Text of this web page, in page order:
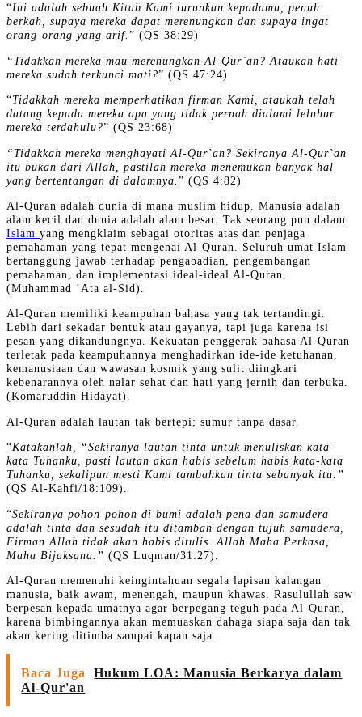
“Ini adalah sebuah Kitab Kami turunkan kepadamu, penuh
berkah, supaya mereka dapat merenungkan dan supaya ingat
orang-orang yang arif.” (QS 38:29)
“Tidakkah mereka mau merenungkan Al-Qur`an? Ataukah hati
mereka sudah terkunci mati?” (QS 47:24)
“Tidakkah mereka memperhatikan firman Kami, ataukah telah
datang kepada mereka apa yang tidak pernah dialami leluhur
mereka terdahulu?” (QS 23:68)
“Tidakkah mereka menghayati Al-Qur`an? Sekiranya Al-Qur`an
itu bukan dari Allah, pastilah mereka menemukan banyak hal
yang bertentangan di dalamnya. ” (QS 4:82)
Al-Quran adalah dunia di mana muslim hidup. Manusia adalah
alam kecil dan dunia adalah alam besar. Tak seorang pun dalam
Islam yang mengklaim sebagai otoritas atas dan penjaga
pemahaman yang tepat mengenai Al-Quran. Seluruh umat Islam
bertanggung jawab terhadap pengabadian, pengembangan
pemahaman, dan implementasi ideal-ideal Al-Quran.
(Muhammad ‘Ata al-Sid).
Al-Quran memiliki keampuhan bahasa yang tak tertandingi.
Lebih dari sekadar bentuk atau gayanya, tapi juga karena isi
pesan yang dikandungnya. Kekuatan penggerak bahasa Al-Quran
terletak pada keampuhannya menghadirkan ide-ide ketuhanan,
kemanusiaan dan wawasan kosmik yang sulit diingkari
kebenarannya oleh nalar sehat dan hati yang jernih dan terbuka.
(Komaruddin Hidayat).
Al-Quran adalah lautan tak bertepi; sumur tanpa dasar.
“Katakanlah, “Sekiranya lautan tinta untuk menuliskan kata-
kata Tuhanku, pasti lautan akan habis sebelum habis kata-kata
Tuhanku, sekalipun mesti Kami tambahkan tinta sebanyak itu.”
(QS Al-Kahfi/18:109).
“Sekiranya pohon-pohon di bumi adalah pena dan samudera
adalah tinta dan sesudah itu ditambah dengan tujuh samudera,
Firman Allah tidak akan habis ditulis. Allah Maha Perkasa,
Maha Bijaksana.” (QS Luqman/31:27).
Al-Quran memenuhi keingintahuan segala lapisan kalangan
manusia, baik awam, menengah, maupun khawas. Rasulullah saw
berpesan kepada umatnya agar berpegang teguh pada Al-Quran,
karena bimbingannya akan memuaskan dahaga siapa saja dan tak
akan kering ditimba sampai kapan saja.
Baca Juga
Hukum LOA: Manusia Berkarya dalam
Al-Qur'an